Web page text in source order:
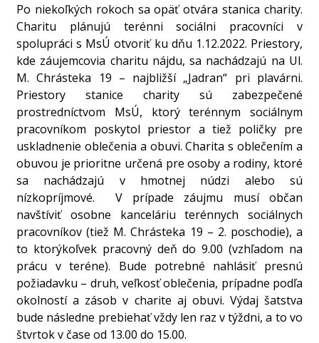
Po niekoľkých rokoch sa opäť otvára stanica charity.
Charitu plánujú terénni sociálni pracovníci v
spolupráci s MsÚ otvoriť ku dňu 1.12.2022. Priestory,
kde záujemcovia charitu nájdu, sa nachádzajú na Ul.
M. Chrásteka 19 – najbližší „Jadran“ pri plavárni.
Priestory stanice charity sú zabezpečené
prostredníctvom MsÚ, ktorý terénnym sociálnym
pracovníkom poskytol priestor a tiež poličky pre
uskladnenie oblečenia a obuvi. Charita s oblečením a
obuvou je prioritne určená pre osoby a rodiny, ktoré
sa nachádzajú v hmotnej núdzi alebo sú
nízkopríjmové. V prípade záujmu musí občan
navštíviť osobne kanceláriu terénnych sociálnych
pracovníkov (tiež M. Chrásteka 19 – 2. poschodie), a
to ktorýkoľvek pracovný deň do 9.00 (vzhľadom na
prácu v teréne). Bude potrebné nahlásiť presnú
požiadavku – druh, veľkosť oblečenia, prípadne podľa
okolností a zásob v charite aj obuvi. Výdaj šatstva
bude následne prebiehať vždy len raz v týždni, a to vo
štvrtok v čase od 13.00 do 15.00.